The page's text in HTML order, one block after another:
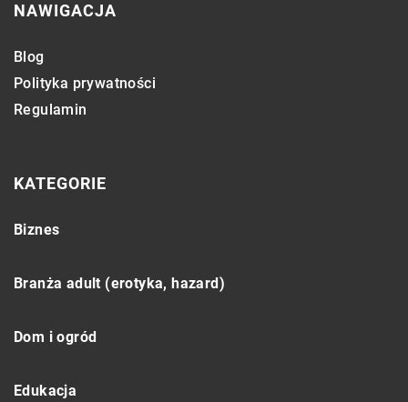
NAWIGACJA
Blog
Polityka prywatności
Regulamin
KATEGORIE
Biznes
Branża adult (erotyka, hazard)
Dom i ogród
Edukacja